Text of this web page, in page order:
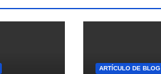
ARTÍCULO DE BLOG